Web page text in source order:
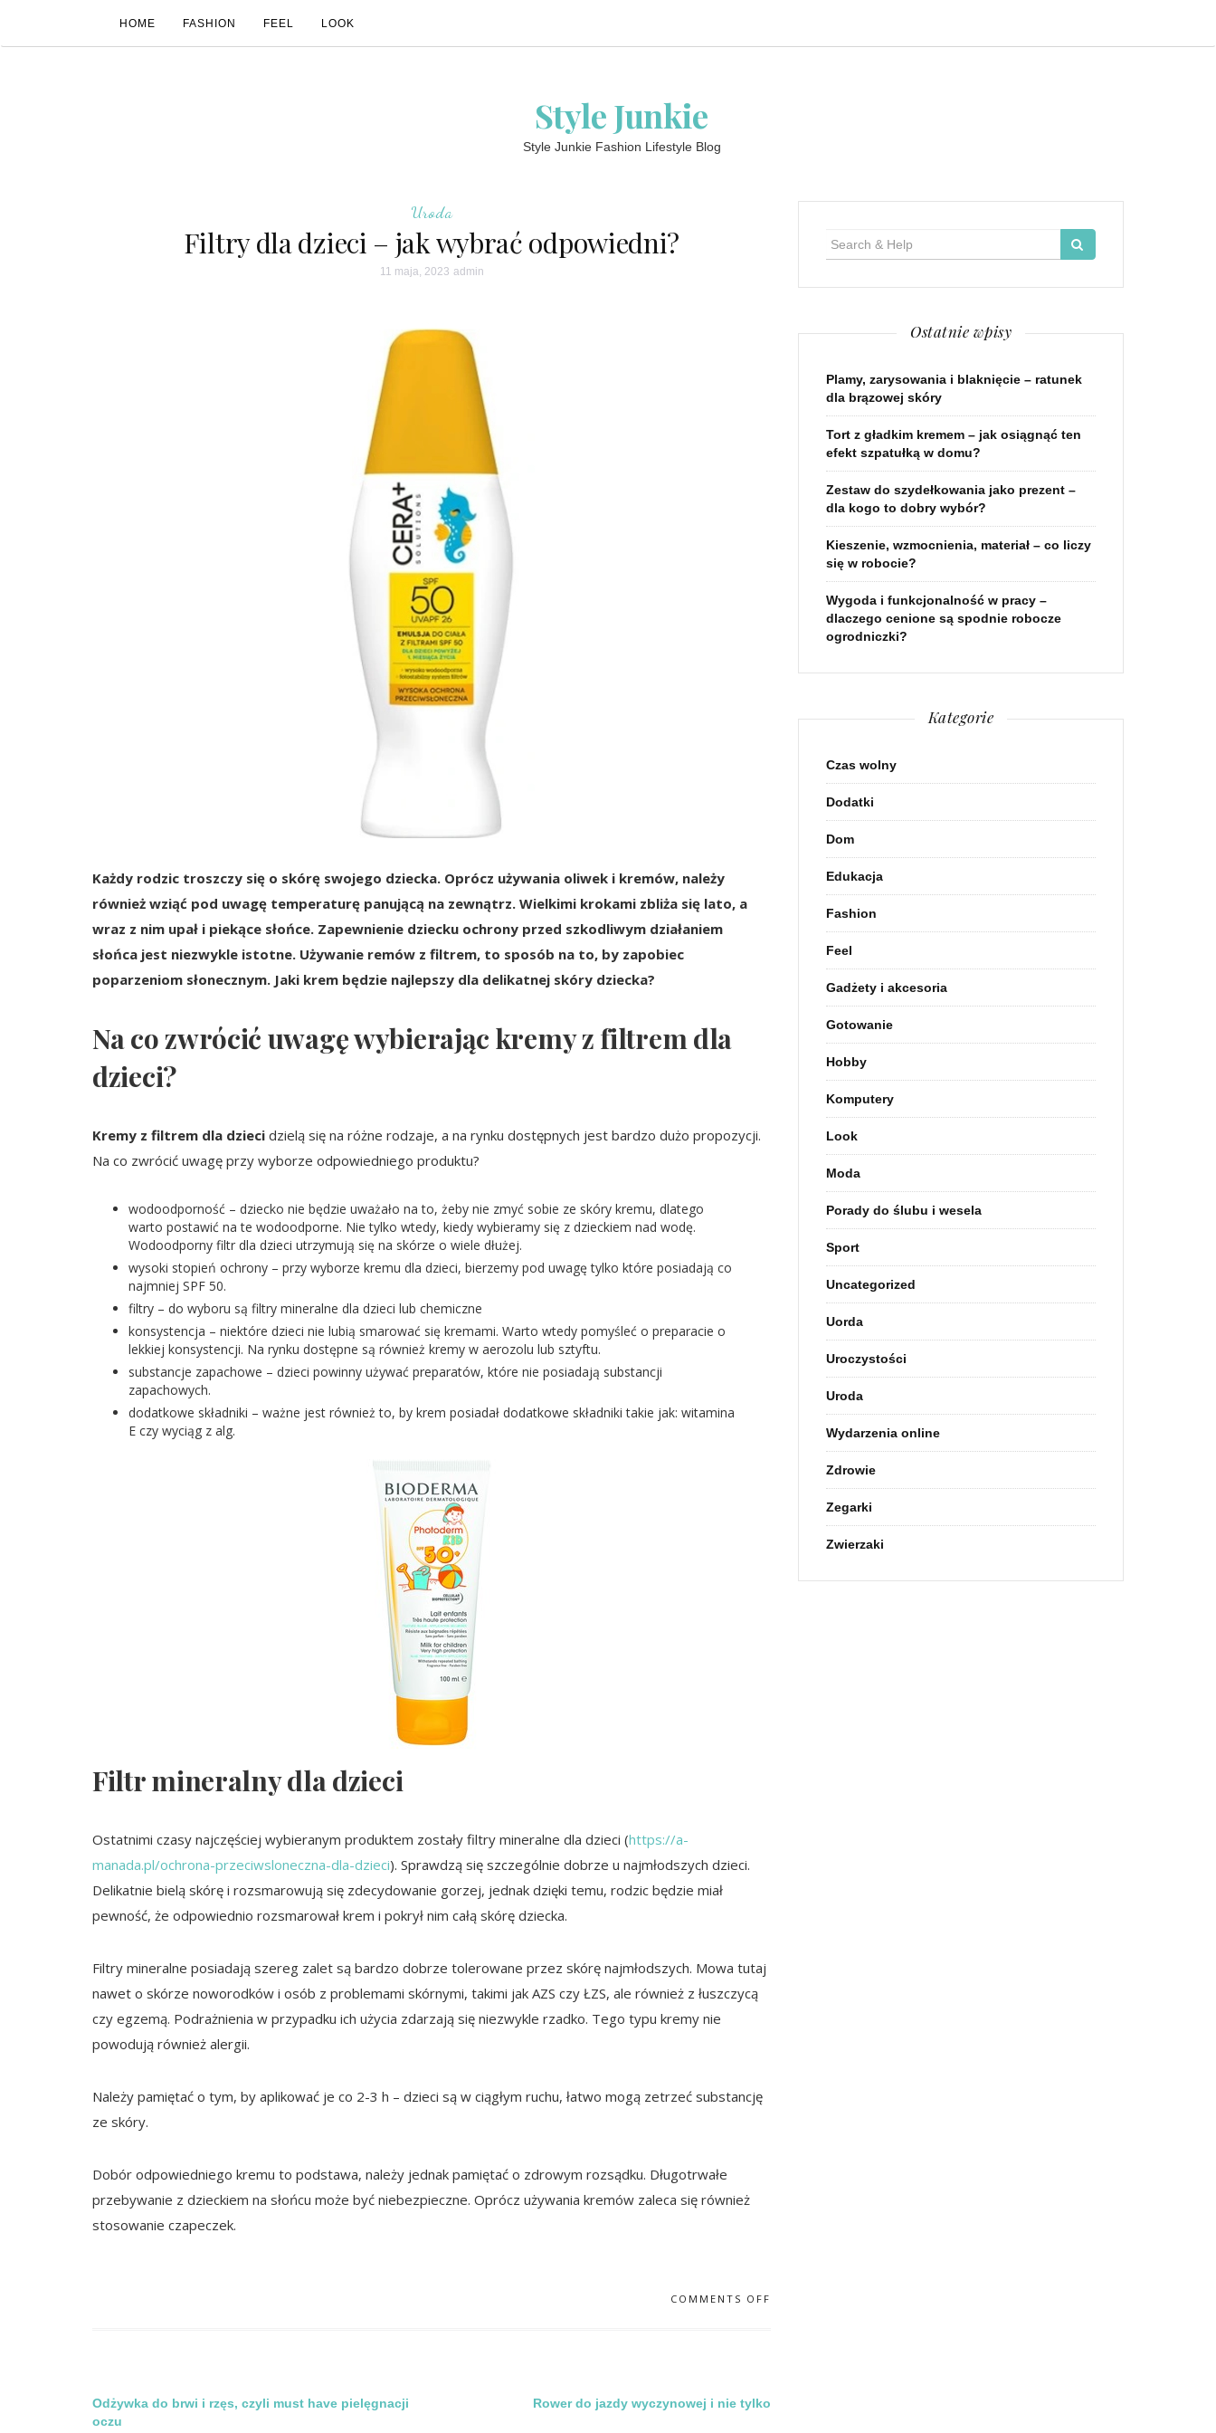
HOME FASHION FEEL LOOK
Style Junkie
Style Junkie Fashion Lifestyle Blog
Uroda
Filtry dla dzieci – jak wybrać odpowiedni?
11 maja, 2023 admin
Każdy rodzic troszczy się o skórę swojego dziecka. Oprócz używania oliwek i kremów, należy
również wziąć pod uwagę temperaturę panującą na zewnątrz. Wielkimi krokami zbliża się lato, a
wraz z nim upał i piekące słońce. Zapewnienie dziecku ochrony przed szkodliwym działaniem
słońca jest niezwykle istotne. Używanie remów z filtrem, to sposób na to, by zapobiec
poparzeniom słonecznym. Jaki krem będzie najlepszy dla delikatnej skóry dziecka?
Na co zwrócić uwagę wybierając kremy z filtrem dla
dzieci?
Kremy z filtrem dla dzieci dzielą się na różne rodzaje, a na rynku dostępnych jest bardzo dużo propozycji.
Na co zwrócić uwagę przy wyborze odpowiedniego produktu?
wodoodporność – dziecko nie będzie uważało na to, żeby nie zmyć sobie ze skóry kremu, dlatego
warto postawić na te wodoodporne. Nie tylko wtedy, kiedy wybieramy się z dzieckiem nad wodę.
Wodoodporny filtr dla dzieci utrzymują się na skórze o wiele dłużej.
wysoki stopień ochrony – przy wyborze kremu dla dzieci, bierzemy pod uwagę tylko które posiadają co
najmniej SPF 50.
filtry – do wyboru są filtry mineralne dla dzieci lub chemiczne
konsystencja – niektóre dzieci nie lubią smarować się kremami. Warto wtedy pomyśleć o preparacie o
lekkiej konsystencji. Na rynku dostępne są również kremy w aerozolu lub sztyftu.
substancje zapachowe – dzieci powinny używać preparatów, które nie posiadają substancji
zapachowych.
dodatkowe składniki – ważne jest również to, by krem posiadał dodatkowe składniki takie jak: witamina
E czy wyciąg z alg.
Filtr mineralny dla dzieci
Ostatnimi czasy najczęściej wybieranym produktem zostały filtry mineralne dla dzieci (https://a-
manada.pl/ochrona-przeciwsloneczna-dla-dzieci). Sprawdzą się szczególnie dobrze u najmłodszych dzieci.
Delikatnie bielą skórę i rozsmarowują się zdecydowanie gorzej, jednak dzięki temu, rodzic będzie miał
pewność, że odpowiednio rozsmarował krem i pokrył nim całą skórę dziecka.
Filtry mineralne posiadają szereg zalet są bardzo dobrze tolerowane przez skórę najmłodszych. Mowa tutaj
nawet o skórze noworodków i osób z problemami skórnymi, takimi jak AZS czy ŁZS, ale również z łuszczycą
czy egzemą. Podrażnienia w przypadku ich użycia zdarzają się niezwykle rzadko. Tego typu kremy nie
powodują również alergii.
Należy pamiętać o tym, by aplikować je co 2-3 h – dzieci są w ciągłym ruchu, łatwo mogą zetrzeć substancję
ze skóry.
Dobór odpowiedniego kremu to podstawa, należy jednak pamiętać o zdrowym rozsądku. Długotrwałe
przebywanie z dzieckiem na słońcu może być niebezpieczne. Oprócz używania kremów zaleca się również
stosowanie czapeczek.
COMMENTS OFF
Nawigacja
Odżywka do brwi i rzęs, czyli must have pielęgnacji
oczu
Rower do jazdy wyczynowej i nie tylko
Ostatnie wpisy
Plamy, zarysowania i blaknięcie – ratunek
dla brązowej skóry
Tort z gładkim kremem – jak osiągnąć ten
efekt szpatułką w domu?
Zestaw do szydełkowania jako prezent –
dla kogo to dobry wybór?
Kieszenie, wzmocnienia, materiał – co liczy
się w robocie?
Wygoda i funkcjonalność w pracy –
dlaczego cenione są spodnie robocze
ogrodniczki?
Kategorie
Czas wolny
Dodatki
Dom
Edukacja
Fashion
Feel
Gadżety i akcesoria
Gotowanie
Hobby
Komputery
Look
Moda
Porady do ślubu i wesela
Sport
Uncategorized
Uorda
Uroczystości
Uroda
Wydarzenia online
Zdrowie
Zegarki
Zwierzaki